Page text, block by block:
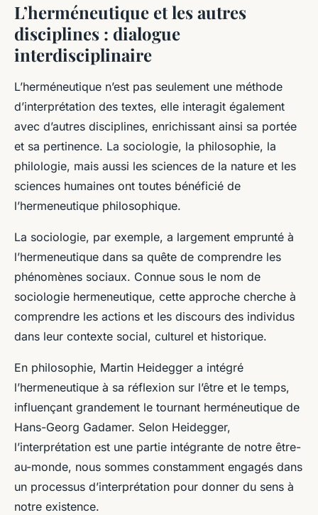
L’herméneutique et les autres
disciplines : dialogue
interdisciplinaire
L’herméneutique n’est pas seulement une méthode
d’interprétation des textes, elle interagit également
avec d’autres disciplines, enrichissant ainsi sa portée
et sa pertinence. La sociologie, la philosophie, la
philologie, mais aussi les sciences de la nature et les
sciences humaines ont toutes bénéficié de
l’hermeneutique philosophique.
La sociologie, par exemple, a largement emprunté à
l’hermeneutique dans sa quête de comprendre les
phénomènes sociaux. Connue sous le nom de
sociologie hermeneutique, cette approche cherche à
comprendre les actions et les discours des individus
dans leur contexte social, culturel et historique.
En philosophie, Martin Heidegger a intégré
l’hermeneutique à sa réflexion sur l’être et le temps,
influençant grandement le tournant herméneutique de
Hans-Georg Gadamer. Selon Heidegger,
l’interprétation est une partie intégrante de notre être-
au-monde, nous sommes constamment engagés dans
un processus d’interprétation pour donner du sens à
notre existence.